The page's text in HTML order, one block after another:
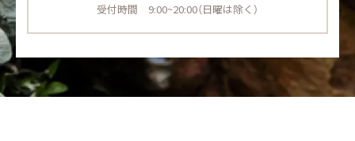
受付時間 9:00~20:00（日曜は除く）